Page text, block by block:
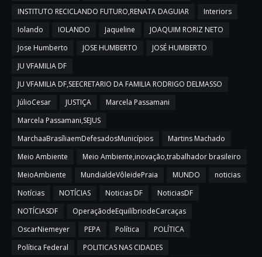
INSTITUTO RECICLANDO FUTURO,RENATA DAGUIAR
Interiors
Iolando
IOLANDO Jaqueline
JOAQUIM RORIZ NETO
Jose Humberto
JOSE HUMBERTO
JOSÉ HUMBERTO
JU VFAMILIA DF
JU VFAMILIA DF,SEECRETARIO DA FAMILIA RODRIGO DELMASSO
JúlioCesar
JUSTIÇA
Marcela Passamani
Marcela Passamani,SEJUS
MarchaaBrasíliaemDefesadosMunicípios
Martins Machado
Meio Ambiente
Meio Ambiente,inovação,trabalhador brasileiro
MeioAmbiente
MundialdeVôleidePraia MUNDO
noticias
Notícias
NOTÍCIAS Noticias DF
NoticiasDF
NOTÍCIASDF
OperaçãodeEquilíbriodeCarcaças
OscarNiemeyer
PEPA Política
POLÍTICA
Política Federal
POLITICAS NAS CIDADES